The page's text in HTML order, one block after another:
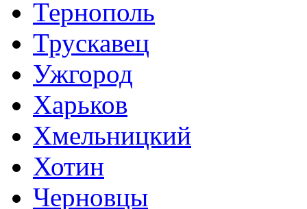
Тернополь
Трускавец
Ужгород
Харьков
Хмельницкий
Хотин
Черновцы